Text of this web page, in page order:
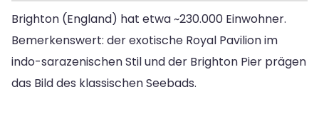
Brighton (England) hat etwa ~230.000 Einwohner.
Bemerkenswert: der exotische Royal Pavilion im
indo-sarazenischen Stil und der Brighton Pier prägen
das Bild des klassischen Seebads.